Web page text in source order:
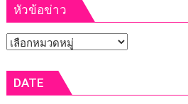
หัวข้อข่าว
หัวข้อ
DATE